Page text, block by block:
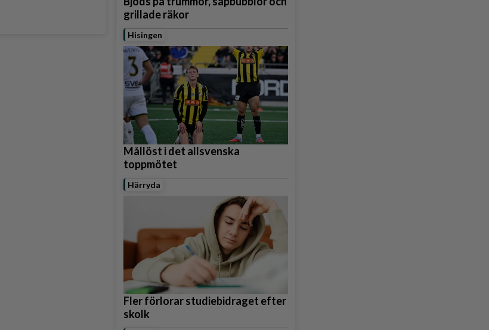
grillade räkor
Hisingen
Mållöst i det allsvenska
toppmötet
Härryda
Fler förlorar studiebidraget efter
skolk